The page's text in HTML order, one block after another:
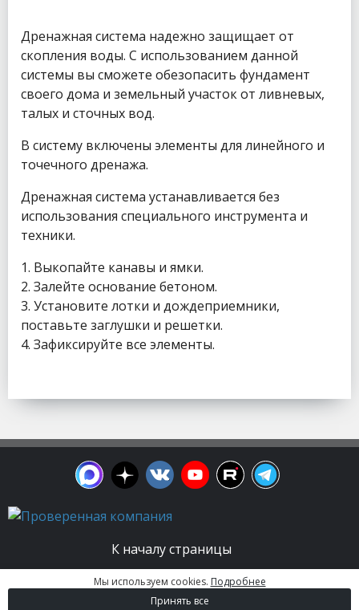
Дренажная система надежно защищает от
скопления воды. С использованием данной
системы вы сможете обезопасить фундамент
своего дома и земельный участок от ливневых,
талых и сточных вод.
В систему включены элементы для линейного и
точечного дренажа.
Дренажная система устанавливается без
использования специального инструмента и
техники.
1. Выкопайте канавы и ямки.
2. Залейте основание бетоном.
3. Установите лотки и дождеприемники,
поставьте заглушки и решетки.
4. Зафиксируйте все элементы.
К началу страницы
© 2003 - 2026. Апельсин group | Группа
строительных компаний Все права защищены.
Мы используем cookies. Подробнее
Принять все